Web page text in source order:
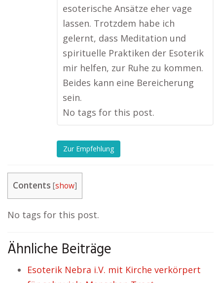
esoterische Ansätze eher vage
lassen. Trotzdem habe ich
gelernt, dass Meditation und
spirituelle Praktiken der Esoterik
mir helfen, zur Ruhe zu kommen.
Beides kann eine Bereicherung
sein.
No tags for this post.
Zur Empfehlung
Contents [show]
No tags for this post.
Ähnliche Beiträge
Esoterik Nebra i.V. mit Kirche verkörpert